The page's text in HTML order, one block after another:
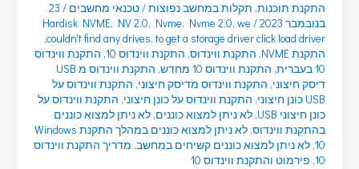
התקנת תוכנות, תקלות במחשב נפוצות/טכנאי מחשבים /
23
בנובמבר 2023
/
Hardisk NVME, NV 2.0, Nvme, Nvme 2.0,we
couldn't find any drives. to get a storage driver click load driver
,
התקנת NVME
, התקנת ווינדוס, התקנת ווינדוס 10 , התקנת ווינדוס
10 בעברית
, התקנת ווינדוס 10 מחדש ,
התקנת ווינדוס מ USB
דיסק חיצוני, התקנת ווינדוס מדיסק חיצוני, התקנת ווינדוס על
USB כונן חיצוני
, התקנת ווינדוס על כונן חיצוני, התקנת ווינדוס על
כונן חיצוני USB
, לא ניתן למצוא כוננים, לא ניתן למצוא כוננים
בהתקנת ווינדוס,
לא ניתן למצוא כוננים במהלך התקנת Windows
10
, לא ניתן למצוא כוננים קשיחים במחשב, מדריך התקנת ווינדוס
10
, פירמוט והתקנת ווינדוס 10